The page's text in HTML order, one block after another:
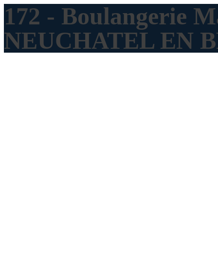
172 - Boulangerie
NEUCHATEL EN